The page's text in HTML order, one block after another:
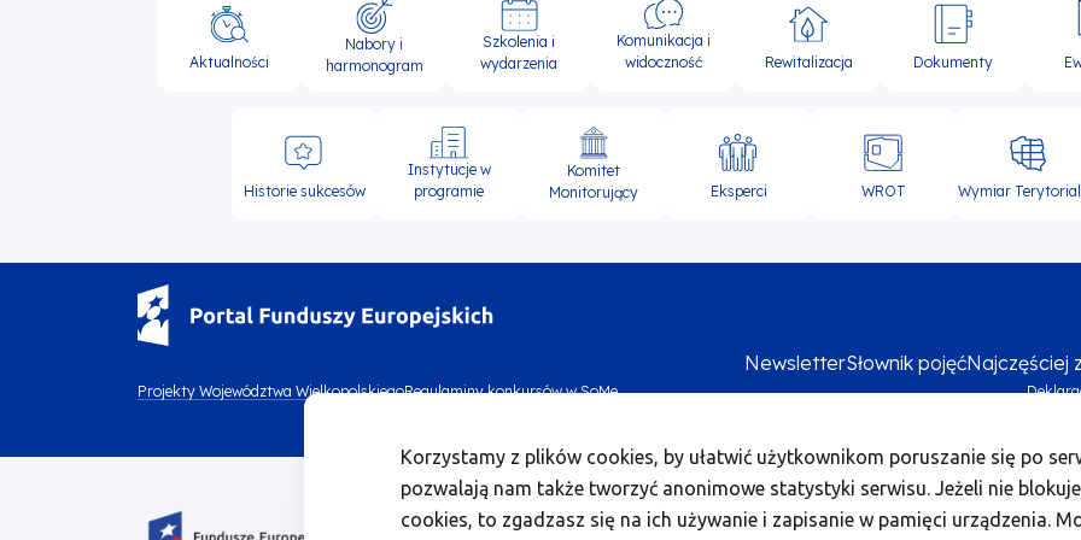
Korzystamy z plików cookies, by ułatwić użytkownikom poruszanie się po
pozwalają nam także tworzyć anonimowe statystyki serwisu. Jeżeli nie
cookies, to zgadzasz się na ich używanie i zapisanie w pamięci urządzenia.
Główna
nawigacja
Aktualności
Nabory i
harmonogram
Szkolenia i
wydarzenia
Komunikacja i
widoczność
Rewitalizacja Dokumenty
Historie sukcesów
Instytucje w
programie
Komitet
Monitorujący
Eksperci WROT Wymiar
Menu
NewsletterSłownik pojęćNajczęściej
bottom
Projekty Województwa WielkopolskiegoRegulaminy konkursów w SoMe